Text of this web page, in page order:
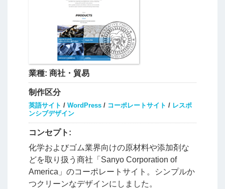
業種: 商社・貿易
制作区分
英語サイト / WordPress/ コーポレートサイト / レスポ
ンシブデザイン
コンセプト:
化学およびゴム業界向けの原材料や添加剤な
どを取り扱う商社「Sanyo Corporation of
America」のコーポレートサイト。シンプルか
つクリーンなデザインにしました。